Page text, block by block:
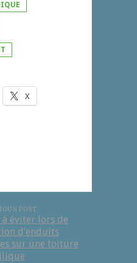
X
POST
à éviter lors de
d’enduits
sur une toiture